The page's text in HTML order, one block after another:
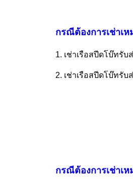
กรณีต้องการเช่าเห
1. เช่าเรือสปีดโบ๊ทรับ
2. เช่าเรือสปีดโบ๊ทรับ
กรณีต้องการเช่าเห